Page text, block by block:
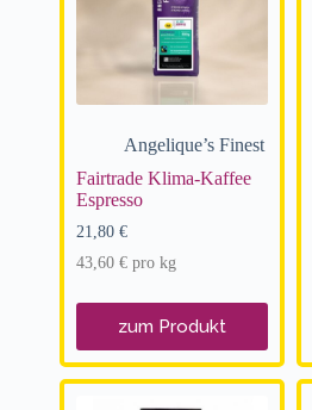
Angelique’s Finest
Fairtrade Klima-Kaffee
Espresso
21,80 €
43,60 € pro kg
zum Produkt